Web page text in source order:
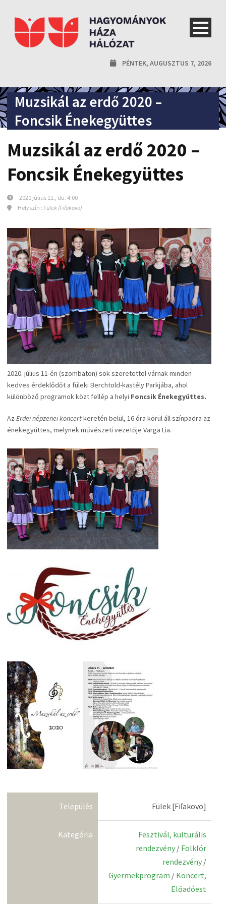
PÉNTEK, AUGUSZTUS 7, 2026
Muzsikál az erdő 2020 –
Foncsik Énekegyüttes
Muzsikál az erdő 2020 –
Foncsik Énekegyüttes
2020 július 11., du. 4:00
Helyszín : Fülek (Fiľakovo)
2020. július 11-én (szombaton) sok szeretettel várnak minden
kedves érdeklődőt a füleki Berchtold-kastély Parkjába, ahol
különböző programok közt fellép a helyi Foncsik Énekegyüttes.
Az Erdei népzenei koncertkeretén belül, 16 óra körül áll színpadra az
énekegyüttes, melynek művészeti vezetője Varga Lia.
Település Fülek [Fiľakovo]
Kategória
Fesztivál, kulturális
rendezvény / Folklór
rendezvény /
Gyermekprogram / Koncert,
Előadóest